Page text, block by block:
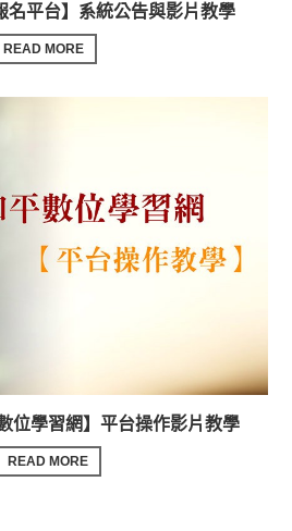
名平台】系統公告與影片教學
READ MORE
位學習網】平台操作影片教學
READ MORE